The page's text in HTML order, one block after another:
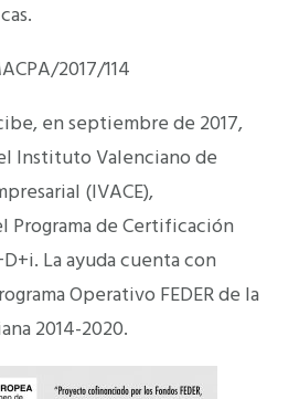
2017/114
en septiembre de 2017,
Instituto Valenciano de
(IVACE),
Programa de Certificación
La ayuda cuenta con
Operativo FEDER de la
2014-2020.